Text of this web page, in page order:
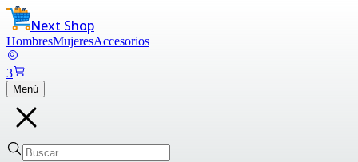
Next Shop
HombresMujeresAccesorios
3
Menú